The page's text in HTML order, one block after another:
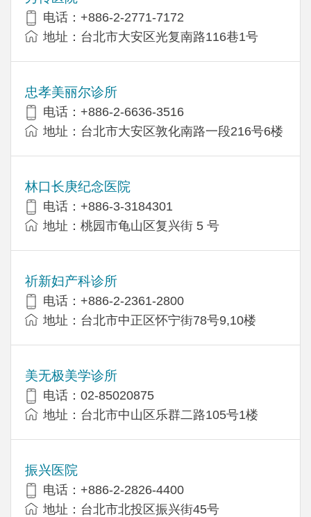
电话：+886-2-2771-7172
地址：台北市大安区光复南路116巷1号
忠孝美丽尔诊所
电话：+886-2-6636-3516
地址：台北市大安区敦化南路一段216号6楼
林口长庚纪念医院
电话：+886-3-3184301
地址：桃园市龟山区复兴街 5 号
祈新妇产科诊所
电话：+886-2-2361-2800
地址：台北市中正区怀宁街78号9,10楼
美无极美学诊所
电话：02-85020875
地址：台北市中山区乐群二路105号1楼
振兴医院
电话：+886-2-2826-4400
地址：台北市北投区振兴街45号